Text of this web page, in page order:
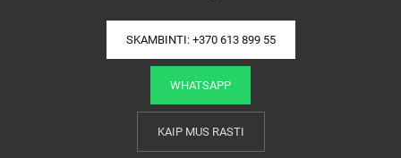
SKAMBINTI: +370 613 899 55
WHATSAPP
KAIP MUS RASTI